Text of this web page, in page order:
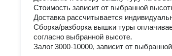
Стоимость зависит от выбранной
Доставка рассчитывается
Сборка/разборка вышки туры
согласно выбранной высоте.
Залог 3000-10000, зависит от